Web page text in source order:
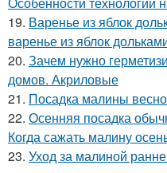
19. Варенье из яблок
варенье из яблок
20. Зачем нужно
домов. Акриловые
21. Посадка малины
22. Осенняя посадка
Когда сажать малину
23. Уход за малиной